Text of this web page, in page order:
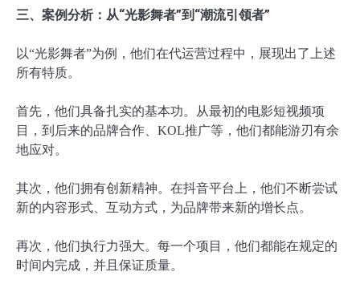
三、案例分析：从“光影舞者”到“潮流引领者”
以“光影舞者”为例，他们在代运营过程中，展现出了上述
所有特质。
首先，他们具备扎实的基本功。从最初的电影短视频项
目，到后来的品牌合作、KOL推广等，他们都能游刃有余
地应对。
其次，他们拥有创新精神。在抖音平台上，他们不断尝试
新的内容形式、互动方式，为品牌带来新的增长点。
再次，他们执行力强大。每一个项目，他们都能在规定的
时间内完成，并且保证质量。